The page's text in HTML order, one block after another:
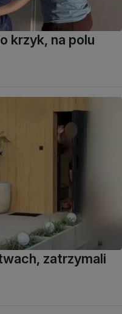
krzyk, na polu
zatrzymali